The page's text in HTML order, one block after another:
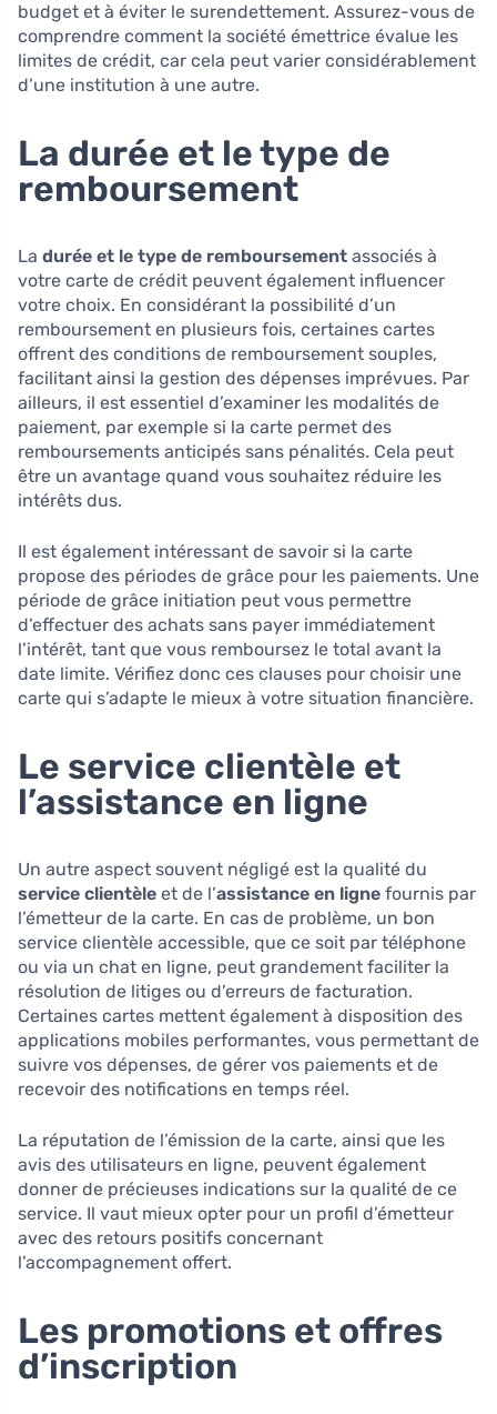
budget et à éviter le surendettement. Assurez-vous de
comprendre comment la société émettrice évalue les
limites de crédit, car cela peut varier considérablement
d’une institution à une autre.
La durée et le type de
remboursement
La durée et le type de remboursement associés à
votre carte de crédit peuvent également influencer
votre choix. En considérant la possibilité d’un
remboursement en plusieurs fois, certaines cartes
offrent des conditions de remboursement souples,
facilitant ainsi la gestion des dépenses imprévues. Par
ailleurs, il est essentiel d’examiner les modalités de
paiement, par exemple si la carte permet des
remboursements anticipés sans pénalités. Cela peut
être un avantage quand vous souhaitez réduire les
intérêts dus.
Il est également intéressant de savoir si la carte
propose des périodes de grâce pour les paiements. Une
période de grâce initiation peut vous permettre
d’effectuer des achats sans payer immédiatement
l’intérêt, tant que vous remboursez le total avant la
date limite. Vérifiez donc ces clauses pour choisir une
carte qui s’adapte le mieux à votre situation financière.
Le service clientèle et
l’assistance en ligne
Un autre aspect souvent négligé est la qualité du
service clientèle et de l’assistance en ligne fournis par
l’émetteur de la carte. En cas de problème, un bon
service clientèle accessible, que ce soit par téléphone
ou via un chat en ligne, peut grandement faciliter la
résolution de litiges ou d’erreurs de facturation.
Certaines cartes mettent également à disposition des
applications mobiles performantes, vous permettant de
suivre vos dépenses, de gérer vos paiements et de
recevoir des notifications en temps réel.
La réputation de l’émission de la carte, ainsi que les
avis des utilisateurs en ligne, peuvent également
donner de précieuses indications sur la qualité de ce
service. Il vaut mieux opter pour un profil d’émetteur
avec des retours positifs concernant
l’accompagnement offert.
Les promotions et offres
d’inscription